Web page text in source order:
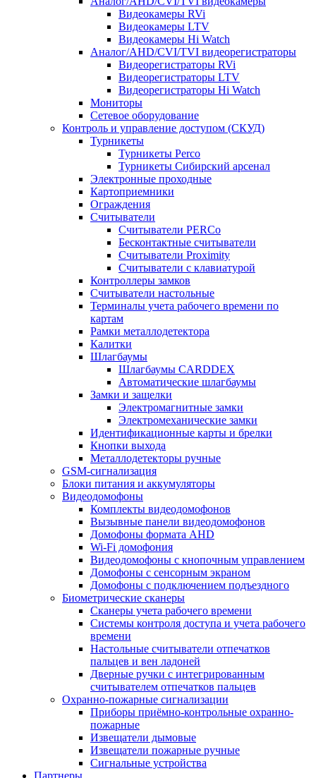
Видеокамеры RVi
Видеокамеры LTV
Видеокамеры Hi Watch
Аналог/AHD/CVI/TVI видеорегистраторы
Видеорегистраторы RVi
Видеорегистраторы LTV
Видеорегистраторы Hi Watch
Мониторы
Сетевое оборудование
Контроль и управление доступом (СКУД)
Турникеты
Турникеты Perco
Турникеты Сибирский арсенал
Электронные проходные
Картоприемники
Ограждения
Считыватели
Считыватели PERCo
Бесконтактные считыватели
Считыватели Proximity
Считыватели с клавиатурой
Контроллеры замков
Считыватели настольные
Терминалы учета рабочего времени по
картам
Рамки металлодетектора
Калитки
Шлагбаумы
Шлагбаумы CARDDEX
Автоматические шлагбаумы
Замки и защелки
Электромагнитные замки
Электромеханические замки
Идентификационные карты и брелки
Кнопки выхода
Металлодетекторы ручные
GSM-сигнализация
Блоки питания и аккумуляторы
Видеодомофоны
Комплекты видеодомофонов
Вызывные панели видеодомофонов
Домофоны формата AHD
Wi-Fi домофония
Видеодомофоны с кнопочным управлением
Домофоны с сенсорным экраном
Домофоны с подключением подъездного
Биометрические сканеры
Сканеры учета рабочего времени
Системы контроля доступа и учета рабочего
времени
Настольные считыватели отпечатков
пальцев и вен ладоней
Дверные ручки с интегрированным
считывателем отпечатков пальцев
Охранно-пожарные сигнализации
Приборы приёмно-контрольные охранно-
пожарные
Извещатели дымовые
Извещатели пожарные ручные
Сигнальные устройства
Партнеры